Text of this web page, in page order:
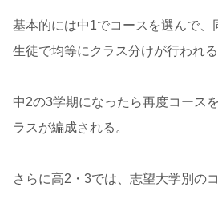
基本的には中1でコースを選んで、
生徒で均等にクラス分けが行われる
中2の3学期になったら再度コース
ラスが編成される。
さらに高2・3では、志望大学別の